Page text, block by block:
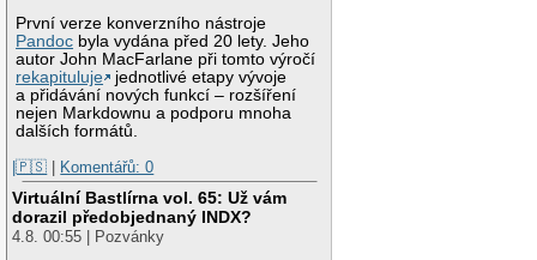
První verze konverzního nástroje
Pandoc byla vydána před 20 lety. Jeho
autor John MacFarlane při tomto výročí
rekapituluje
jednotlivé etapy vývoje
a přidávání nových funkcí – rozšíření
nejen Markdownu a podporu mnoha
dalších formátů.
|🇵🇸 | Komentářů: 0
Virtuální Bastlírna vol. 65: Už vám
dorazil předobjednaný INDX?
4.8. 00:55 | Pozvánky